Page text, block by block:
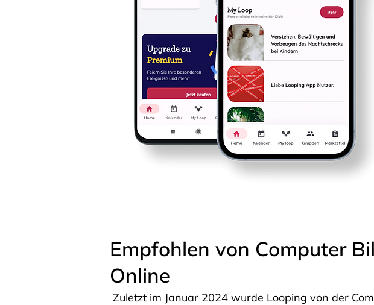
Empfohlen von Computer
Online
Zuletzt im Januar 2024 wurde Looping von der